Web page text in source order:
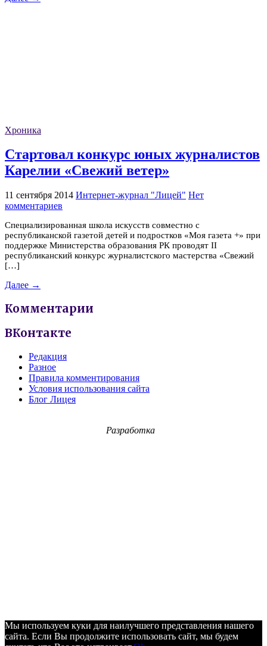
Хроника
Стартовал конкурс юных журналистов
Карелии «Свежий ветер»
11 сентября 2014 Интернет-журнал "Лицей" Нет
комментариев
Специализированная школа искусств совместно с
республиканской газетой детей и подростков «Моя газета +» при
поддержке Министерства образования РК проводят II
республиканский конкурс журналистского мастерства «Свежий
[…]
Далее →
Комментарии
ВКонтакте
Редакция
Разное
Правила комментирования
Условия использования сайта
Блог Лицея
Разработка
Мы используем куки для наилучшего представления нашего
сайта. Если Вы продолжите использовать сайт, мы будем